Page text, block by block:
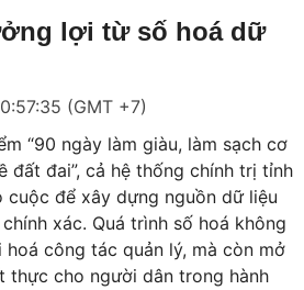
lợi từ số hoá dữ
(GMT +7)
“90 ngày làm giàu, làm sạch cơ
đất đai”, cả hệ thống chính trị tỉnh
cuộc để xây dựng nguồn dữ liệu
xác. Quá trình số hoá không
công tác quản lý, mà còn mở
thực cho người dân trong hành